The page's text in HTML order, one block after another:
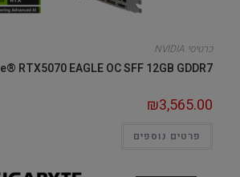
כרטיסי NVIDIA
RTX5070 EAGLE OC SFF 12GB GDDR7
₪3,565.00
פרטים נוספים